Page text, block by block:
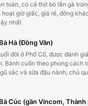
toàn, có cả thịt bò lẫn gà
hoạt giờ giấc, giá rẻ, đông
nhất
Hà (Đồng Văn)
đời ở Phố Cổ, được đánh
Bánh cuốn theo phong cách
sắc và sữa đậu nành, chủ
Cúc (gần Vincom, Thành